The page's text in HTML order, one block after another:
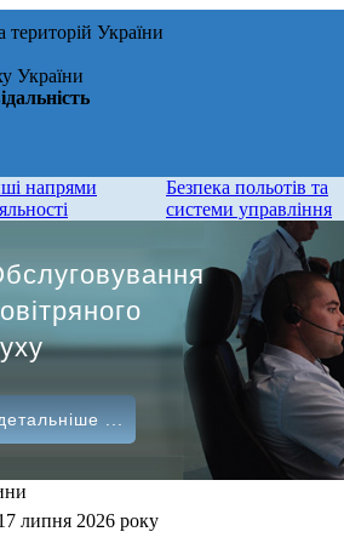
територій України
України
напрями
Безпека польотів та
системи управління
...
липня 2026 року